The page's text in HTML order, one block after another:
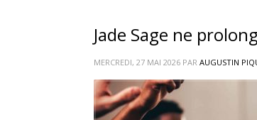
Jade Sage ne
MERCREDI, 27 MAI 2026 PAR AUGUSTIN